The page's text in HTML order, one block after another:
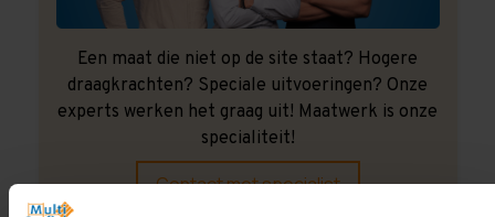
Een maat die niet op de site staat? Hogere
draagkrachten? Speciale uitvoeringen? Onze
experts werken het graag uit! Maatwerk is onze
specialiteit!
Contact met specialist